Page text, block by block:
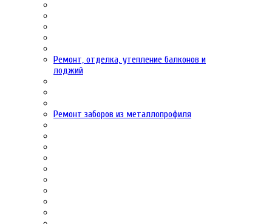
Ремонт, отделка, утепление балконов и
лоджий
Ремонт заборов из металлопрофиля